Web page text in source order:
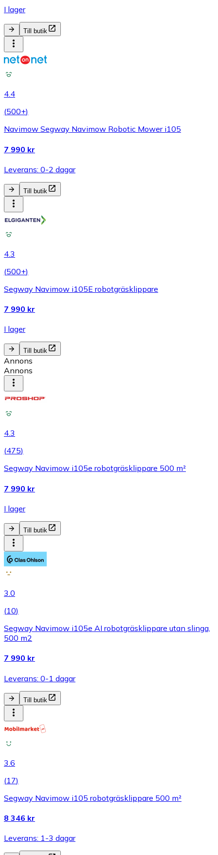
I lager
Till butik
4.4
(500+)
Navimow Segway Navimow Robotic Mower i105
7 990 kr
Leverans: 0-2 dagar
Till butik
4.3
(500+)
Segway Navimow i105E robotgräsklippare
7 990 kr
I lager
Till butik
Annons
Annons
4.3
(475)
Segway Navimow i105e robotgräsklippare 500 m²
7 990 kr
I lager
Till butik
3.0
(10)
Segway Navimow i105e AI robotgräsklippare utan slinga,
500 m2
7 990 kr
Leverans: 0-1 dagar
Till butik
3.6
(17)
Segway Navimow i105 robotgräsklippare 500 m²
8 346 kr
Leverans: 1-3 dagar